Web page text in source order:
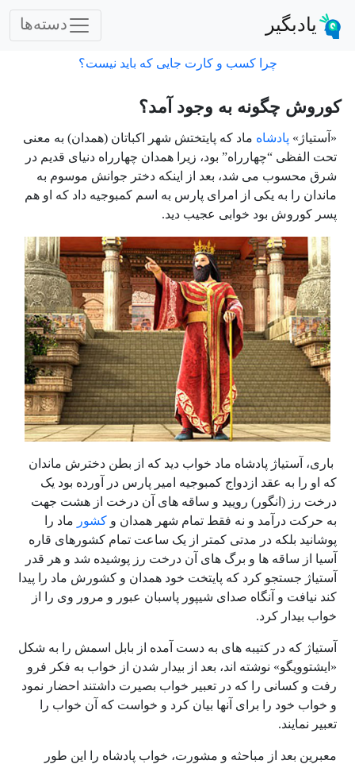
یادبگیر دسته‌ها
چرا کسب و کارت جایی که باید نیست؟
کوروش چگونه به وجود آمد؟
«آستیاژ» پادشاه ماد که پایتختش شهر اکباتان (همدان) به معنی
تحت الفظی “چهارراه” بود، زیرا همدان چهارراه دنیای قدیم در
شرق محسوب می شد، بعد از اینکه دختر جوانش موسوم به
ماندان را به یکی از امرای پارس به اسم کمبوجیه داد که او هم
پسر کوروش بود خوابی عجیب دید.
باری، آستیاژ پادشاه ماد خواب دید که از بطن دخترش ماندان
که او را به عقد ازدواج کمبوجیه امیر پارس در آورده بود یک
درخت رز (انگور) رویید و ساقه های آن درخت از هشت جهت
به حرکت درآمد و نه فقط تمام شهر همدان و کشور ماد را
پوشانید بلکه در مدتی کمتر از یک ساعت تمام کشورهای قاره
آسیا از ساقه ها و برگ های آن درخت رز پوشیده شد و هر قدر
آستیاژ جستجو کرد که پایتخت خود همدان و کشورش ماد را پیدا
کند نیافت و آنگاه صدای شیپور پاسبان عبور و مرور وی را از
خواب بیدار کرد.
آستیاژ که در کتیبه های به دست آمده از بابل اسمش را به شکل
«ایشتوویگو» نوشته اند، بعد از بیدار شدن از خواب به فکر فرو
رفت و کسانی را که در تعبیر خواب بصیرت داشتند احضار نمود
و خواب خود را برای آنها بیان کرد و خواست که آن خواب را
تعبیر نمایند.
معبرین بعد از مباحثه و مشورت، خواب پادشاه را این طور